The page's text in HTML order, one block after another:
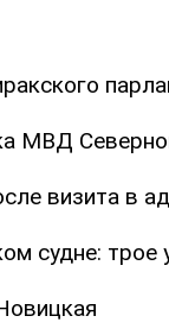
МВД
визита в
судне: трое